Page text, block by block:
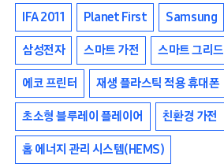
IFA 2011 Planet First Samsung
삼성전자 스마트 가전 스마트 그리드
에코 프린터 재생 플라스틱 적용 휴대폰
초소형 블루레이 플레이어 친환경 가전
홈 에너지 관리 시스템(HEMS)